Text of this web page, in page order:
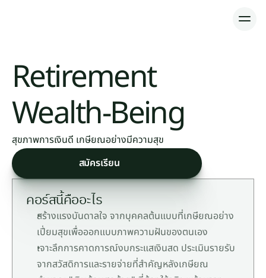
หลักสูตร
ห้องเรียนออนไลน์
Retirement
Wealth-Being
สุขภาพการเงินดี เกษียณอย่างมีความสุข
สมัครเรียน
คอร์สนี้คืออะไร
สร้างแรงบันดาลใจ จากบุคคลต้นแบบที่เกษียณอย่าง
เปี่ยมสุขเพื่อออกแบบภาพความฝันของตนเอง
เจาะลึกการคาดการณ์งบกระแสเงินสด ประเมินรายรับ
จากสวัสดิการและรายจ่ายที่สำคัญหลังเกษียณ